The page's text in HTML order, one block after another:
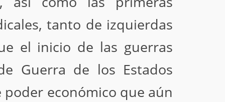
tanto de izquierdas
el inicio de las guerras
Guerra de los Estados
económico que aún